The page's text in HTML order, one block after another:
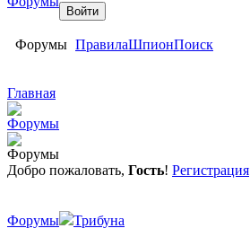
Форумы ПравилаШпионПоиск
Главная
Форумы
Форумы
Добро пожаловать, Гость! Регистрация
Форумы Трибуна